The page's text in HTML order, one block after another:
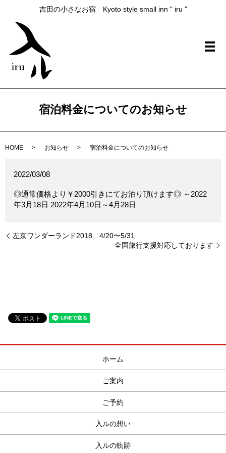
吉田の小さなお宿 Kyoto style small inn " iru "
メ
宿泊料金についてのお知らせ
HOME お知らせ 宿泊料金についてのお知らせ
2022/03/08
◎通常価格より￥2000引きにてお泊り頂けます◎ ～2022
年3月18日 2022年4月10日～4月28日
左京ワンダーランド2018 4/20〜5/31
全国旅行支援対応しております
ホーム
ご案内
ご予約
入ルの想い
入ルの軌跡